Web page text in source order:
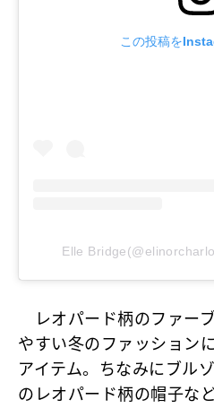
この投稿を
Elle
レオパード柄のファー
やすい冬のファッション
アイテム。ちなみにブル
のレオパード柄の帽子な